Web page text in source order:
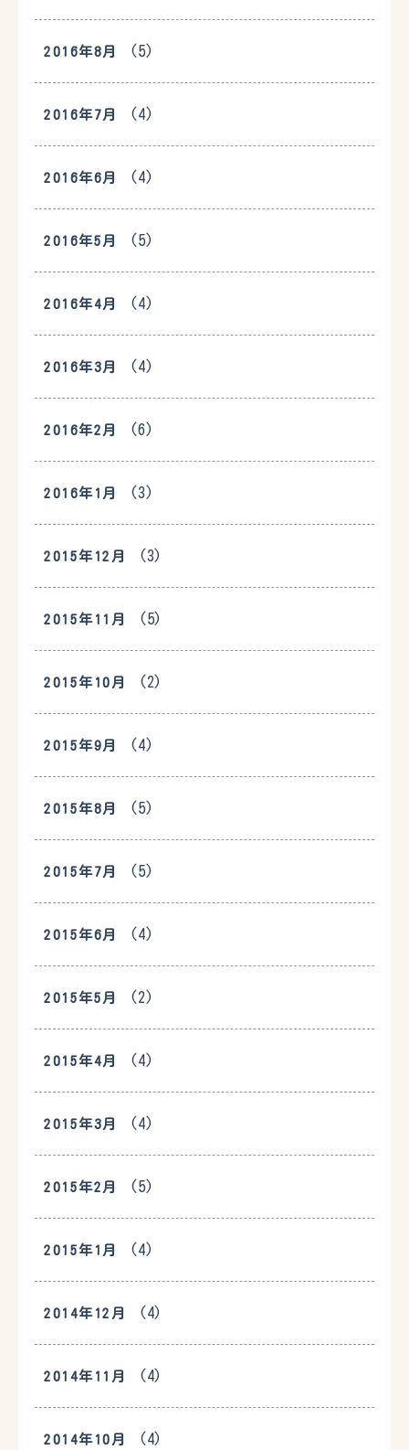
2016年8月 (5)
2016年7月 (4)
2016年6月 (4)
2016年5月 (5)
2016年4月 (4)
2016年3月 (4)
2016年2月 (6)
2016年1月 (3)
2015年12月 (3)
2015年11月 (5)
2015年10月 (2)
2015年9月 (4)
2015年8月 (5)
2015年7月 (5)
2015年6月 (4)
2015年5月 (2)
2015年4月 (4)
2015年3月 (4)
2015年2月 (5)
2015年1月 (4)
2014年12月 (4)
2014年11月 (4)
2014年10月 (4)